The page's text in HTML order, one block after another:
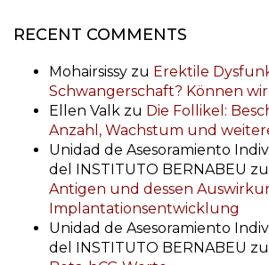
RECENT COMMENTS
Mohairsissy zu Erektile
Schwangerschaft? Können
Ellen Valk zu Die Follikel:
Anzahl, Wachstum und
Unidad de Asesoramiento
del INSTITUTO BERNABEU zu
Antigen und dessen
Implantationsentwicklung
Unidad de Asesoramiento
del INSTITUTO BERNABEU zu